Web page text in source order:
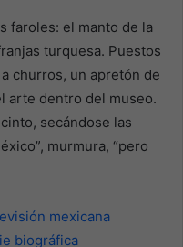
faroles: el manto de la
turquesa. Puestos
churros, un apretón de
arte dentro del museo.
secándose las
murmura, “pero
mexicana
biográfica